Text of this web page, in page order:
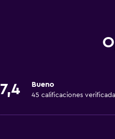
7,4 Bueno
45 calificaciones